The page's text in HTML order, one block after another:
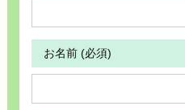
お名前 (必須)